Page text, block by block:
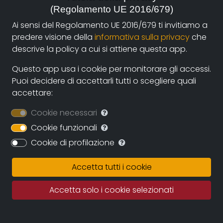
autori e i fruitori attraverso la nuova piattaforma di
streaming on-line e operazioni di partnership con sale
cinematografiche e circuiti televisivi. La collaborazione
diretta con gli autori assicurerà il continuo
ampliamento dell’archivio durante i prossimi anni
assicurando una proposta sempre più variegata e
multiculturale.
illimitato in cui conservare le opere, eleggendo ad uno
dei suoi obiettivi principali la conservazione della
memoria del documentario regionale e nazionale e
quindi della memoria per immagini tout court.
Fatto salvo il rigoroso rispetto dei diritti d’autore
questo grande archivio potrà diventare una fonte
importante per studiosi, studenti, porfessionisti in cui
(Regolamento UE 2016/679)
Ai sensi del Regolamento UE 2016/679 ti invitiamo a
predere visione della informativa sulla privacyche
descrive la policy a cui si attiene questa app.
Questo app usa i cookie per monitorare gli accessi.
Puoi decidere di accettarli tutti o scegliere quali
accettare:
Cookie necessari
Cookie funzionali
Cookie di profilazione
Accetta tutti i cookie
Accetta solo i cookie selezionati